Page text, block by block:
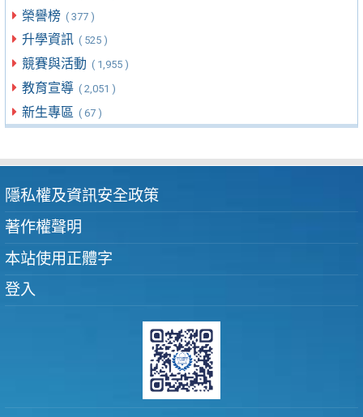
榮譽榜 ( 377 )
升學資訊 ( 525 )
競賽與活動 ( 1,955 )
教育宣導 ( 2,051 )
新生專區 ( 67 )
隱私權及資訊安全政策
著作權聲明
本站使用正體字
登入